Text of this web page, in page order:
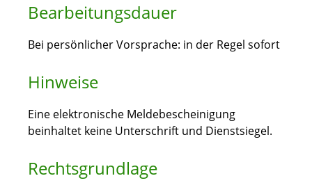
Bearbeitungsdauer
Bei persönlicher Vorsprache: in der Regel sofort
Hinweise
Eine elektronische Meldebescheinigung
beinhaltet keine Unterschrift und Dienstsiegel.
Rechtsgrundlage